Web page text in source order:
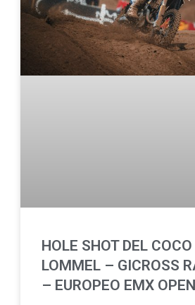
HOLE SHOT DEL
LOMMEL – GICROSS
– EUROPEO EMX OPEN